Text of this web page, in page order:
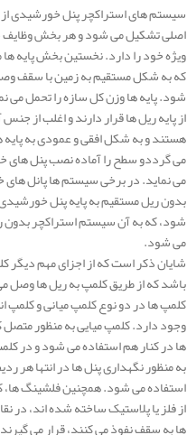
سیستم های استراکچر پنل خورشیدی
اصلی تشکیل می شود و هر بخش
ویژه خود را دارد. نخستین بخش پایه
که به شکل مستقیم به زمین با سقف
شود. پایه ها وزن کل سازه را تحمل می
از پایه ریل ها قرار دارند و اغلب از جنس
هستند و به شکل افقی و عمودی به
می گرددو سطح را آماده نصب پنل
می نماید. در برخی سیستم ها پانل
بدون ریل مستقیم به پایه پنل
شود، که به آن سیستم استراکچر بدون
می شود.
شایان ذکر است که از اجزای مهم دیگر
باشد که از طریق کلمپ به ریل ها وصل
کلمپ ها در دو نوع کلمپ میانی و کلمپ
وجود دارد. کلمپ میایی به منظور
ها در کنار هم استفاده می شود و در
به منظور نگهداری پنل ها در انتها هر
استفاده می شود. همچنین فلشینگ‌ ها،
از فلز یا پلاستیک ساخته شده‌ اند، در
ها به سقف نفوذ می‌ کنند، قرار می‌ گیرند